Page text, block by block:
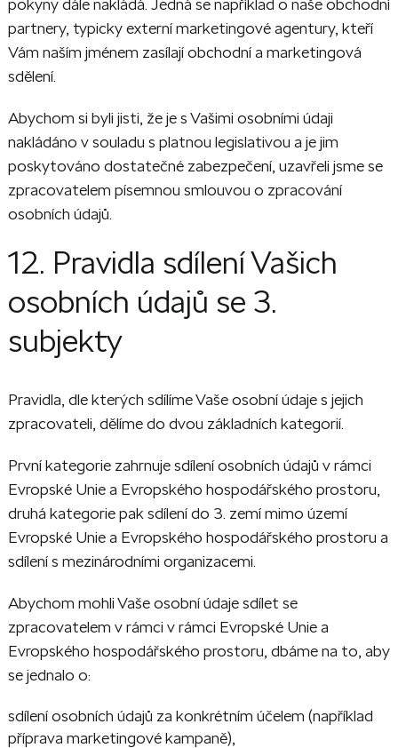
pokyny dále nakládá. Jedná se například o naše obchodní
partnery, typicky externí marketingové agentury, kteří
Vám naším jménem zasílají obchodní a marketingová
sdělení.
Abychom si byli jisti, že je s Vašimi osobními údaji
nakládáno v souladu s platnou legislativou a je jim
poskytováno dostatečné zabezpečení, uzavřeli jsme se
zpracovatelem písemnou smlouvou o zpracování
osobních údajů.
12. Pravidla sdílení Vašich
osobních údajů se 3.
subjekty
Pravidla, dle kterých sdílíme Vaše osobní údaje s jejich
zpracovateli, dělíme do dvou základních kategorií.
První kategorie zahrnuje sdílení osobních údajů v rámci
Evropské Unie a Evropského hospodářského prostoru,
druhá kategorie pak sdílení do 3. zemí mimo území
Evropské Unie a Evropského hospodářského prostoru a
sdílení s mezinárodními organizacemi.
Abychom mohli Vaše osobní údaje sdílet se
zpracovatelem v rámci v rámci Evropské Unie a
Evropského hospodářského prostoru, dbáme na to, aby
se jednalo o:
sdílení osobních údajů za konkrétním účelem (například
příprava marketingové kampaně),